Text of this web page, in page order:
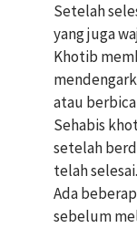
Setelah
yang juga
Khotib
atau
Sehabis
setelah
telah selesai.
Ada
sebelum